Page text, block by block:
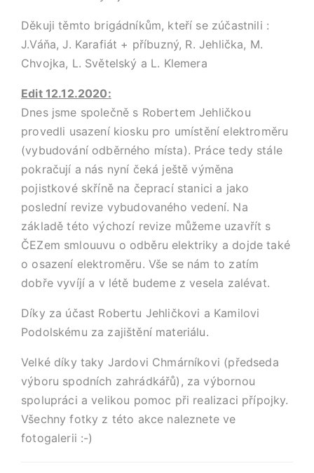
Děkuji těmto brigádníkům, kteří se zúčastnili :
J.Váňa, J. Karafiát + příbuzný, R. Jehlička, M.
Chvojka, L. Světelský a L. Klemera
Edit 12.12.2020:
Dnes jsme společně s Robertem Jehličkou
provedli usazení kiosku pro umístění elektroměru
(vybudování odběrného místa). Práce tedy stále
pokračují a nás nyní čeká ještě výměna
pojistkové skříně na čeprací stanici a jako
poslední revize vybudovaného vedení. Na
základě této výchozí revize můžeme uzavřít s
ČEZem smlouuvu o odběru elektriky a dojde také
o osazení elektroměru. Vše se nám to zatím
dobře vyvíjí a v létě budeme z vesela zalévat.
Díky za účast Robertu Jehličkovi a Kamilovi
Podolskému za zajištění materiálu.
Velké díky taky Jardovi Chmárníkovi (předseda
výboru spodních zahrádkářů), za výbornou
spolupráci a velikou pomoc při realizaci přípojky.
Všechny fotky z této akce naleznete ve
fotogalerii :-)